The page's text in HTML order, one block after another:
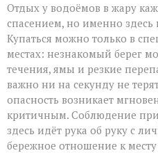
Отдых у водоёмов в жару
спасением, но именно здесь
Купаться можно только в
местах: незнакомый берег
течения, ямы и резкие
важно ни на секунду не
опасность возникает
критичным. Соблюдение
здесь идёт рука об руку с
бережное отношение к